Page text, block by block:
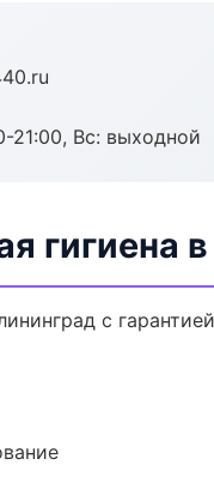
21:00, Вс: выходной
гигиена
с